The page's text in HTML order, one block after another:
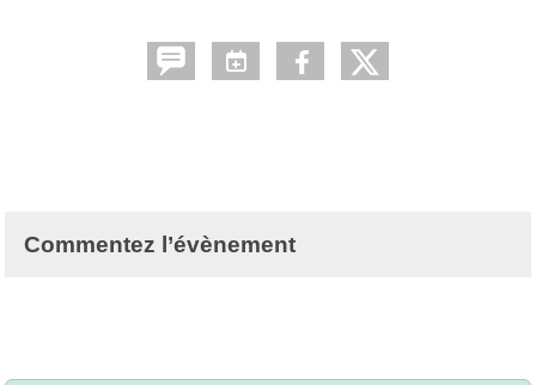
Commentez l’évènement